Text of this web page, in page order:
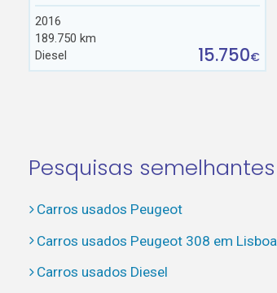
2016
189.750 km
Diesel
15.750€
Pesquisas semelhantes
Carros usados Peugeot
Carros usados Peugeot 308 em Lisboa
Carros usados Diesel